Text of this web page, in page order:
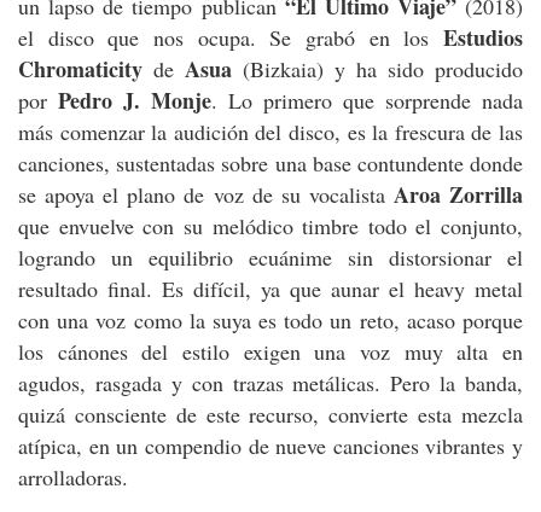
el disco que nos ocupa. Se grabó en los Estudios
Chromaticity de Asua (Bizkaia) y ha sido producido
por Pedro J. Monje. Lo primero que sorprende nada
más comenzar la audición del disco, es la frescura de las
canciones, sustentadas sobre una base contundente donde
se apoya el plano de voz de su vocalista Aroa Zorrilla
que envuelve con su melódico timbre todo el conjunto,
logrando un equilibrio ecuánime sin distorsionar el
resultado final. Es difícil, ya que aunar el heavy metal
con una voz como la suya es todo un reto, acaso porque
los cánones del estilo exigen una voz muy alta en
agudos, rasgada y con trazas metálicas. Pero la banda,
quizá consciente de este recurso, convierte esta mezcla
atípica, en un compendio de nueve canciones vibrantes y
arrolladoras.